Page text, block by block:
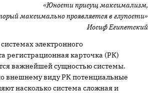
«Юности присущ максимализм,
максимально проявляется в глупости»
Иосиф Египетский
электронного
регистрационная карточка (РК)
важнейшей сущностью системы.
внешнему виду РК потенциальные
насколько система сложная и